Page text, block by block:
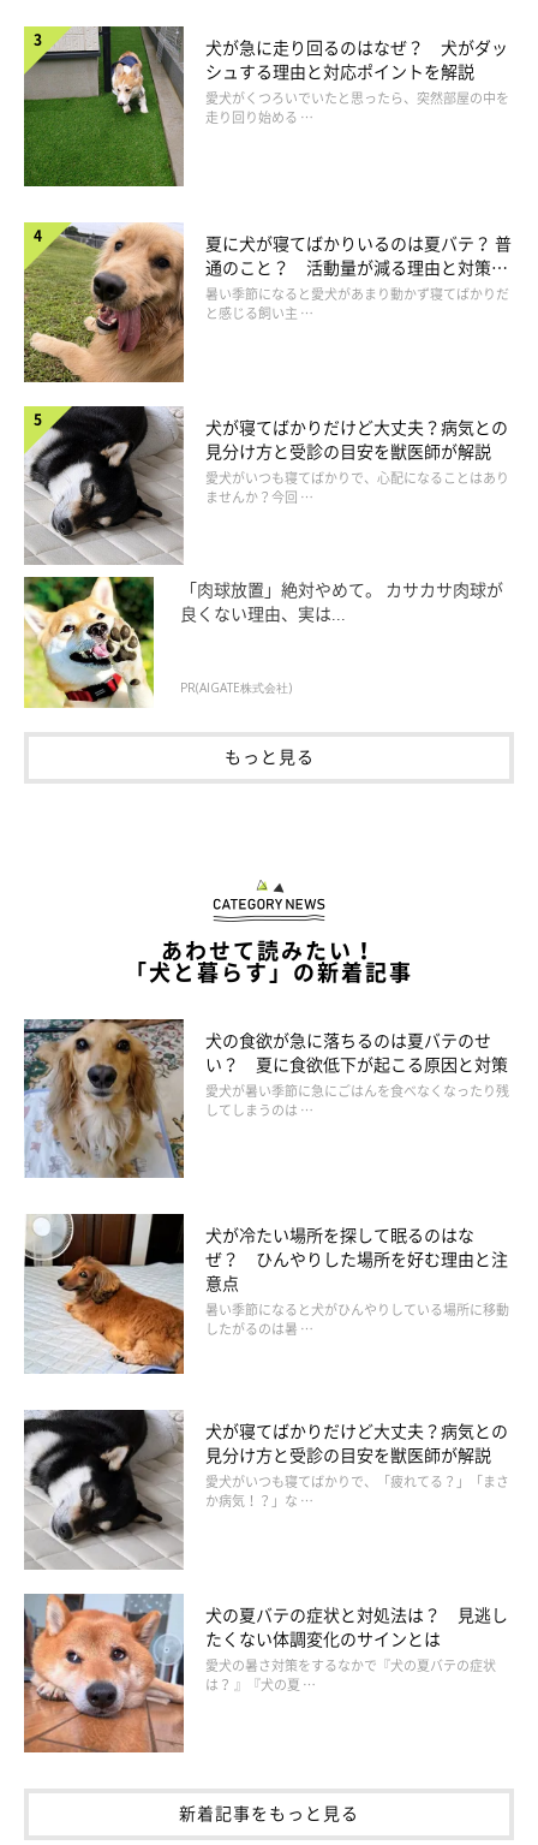
ってあげられた」
「空いた時間の少しのお散歩や庭遊びで、より距離が近く
なった気がする」
「前よりもコミュニケーションの時間が増えているので、
い天気の日には、日中の隙間時間にお散歩することがで
き、いい気分転換ができた」
在宅勤務中も癒された
いぬのきもち投稿写真ギャラリー
なにより、愛犬がそばにいることで、飼い主さんも仕事が頑張れ
「作業は進まないけど、いつもかわいい姿が見られる」
「話しかけたりスキンシップが増えた。また、愛犬が安心
して昼寝したりして過ごしてる様子が嬉しかったし、飼い
主側も情緒が安定していました」
「愛犬が側にいるだけで癒される。大変な時期だったけ
ど、とても幸せな時間だった」
愛犬のしつけや、健康管理が以前よりもできた
犬が急に走り回るのはなぜ？ 犬がダッ
シュする理由と対応ポイントを解説
愛犬がくつろいでいたと思ったら、突然部屋の中を
走り回り始める …
夏に犬が寝てばかりいるのは夏バテ？ 普
通のこと？ 活動量が減る理由と対策と
は
暑い季節になると愛犬があまり動かず寝てばかりだ
と感じる飼い主 …
犬が寝てばかりだけど大丈夫？病気との
見分け方と受診の目安を獣医師が解説
愛犬がいつも寝てばかりで、心配になることはあり
ませんか？今回 …
「肉球放置」絶対やめて。 カサカサ肉球が
良くない理由、実は...
PR(AIGATE株式会社)
もっと見る
あわせて読みたい！
「犬と暮らす」の新着記事
犬の食欲が急に落ちるのは夏バテのせ
い？ 夏に食欲低下が起こる原因と対策
愛犬が暑い季節に急にごはんを食べなくなったり残
してしまうのは …
犬が冷たい場所を探して眠るのはな
ぜ？ ひんやりした場所を好む理由と注
意点
暑い季節になると犬がひんやりしている場所に移動
したがるのは暑 …
犬が寝てばかりだけど大丈夫？病気との
見分け方と受診の目安を獣医師が解説
愛犬がいつも寝てばかりで、「疲れてる？」「まさ
か病気！？」な …
犬の夏バテの症状と対処法は？ 見逃し
たくない体調変化のサインとは
愛犬の暑さ対策をするなかで『犬の夏バテの症状
は？ 』『犬の夏 …
新着記事をもっと見る